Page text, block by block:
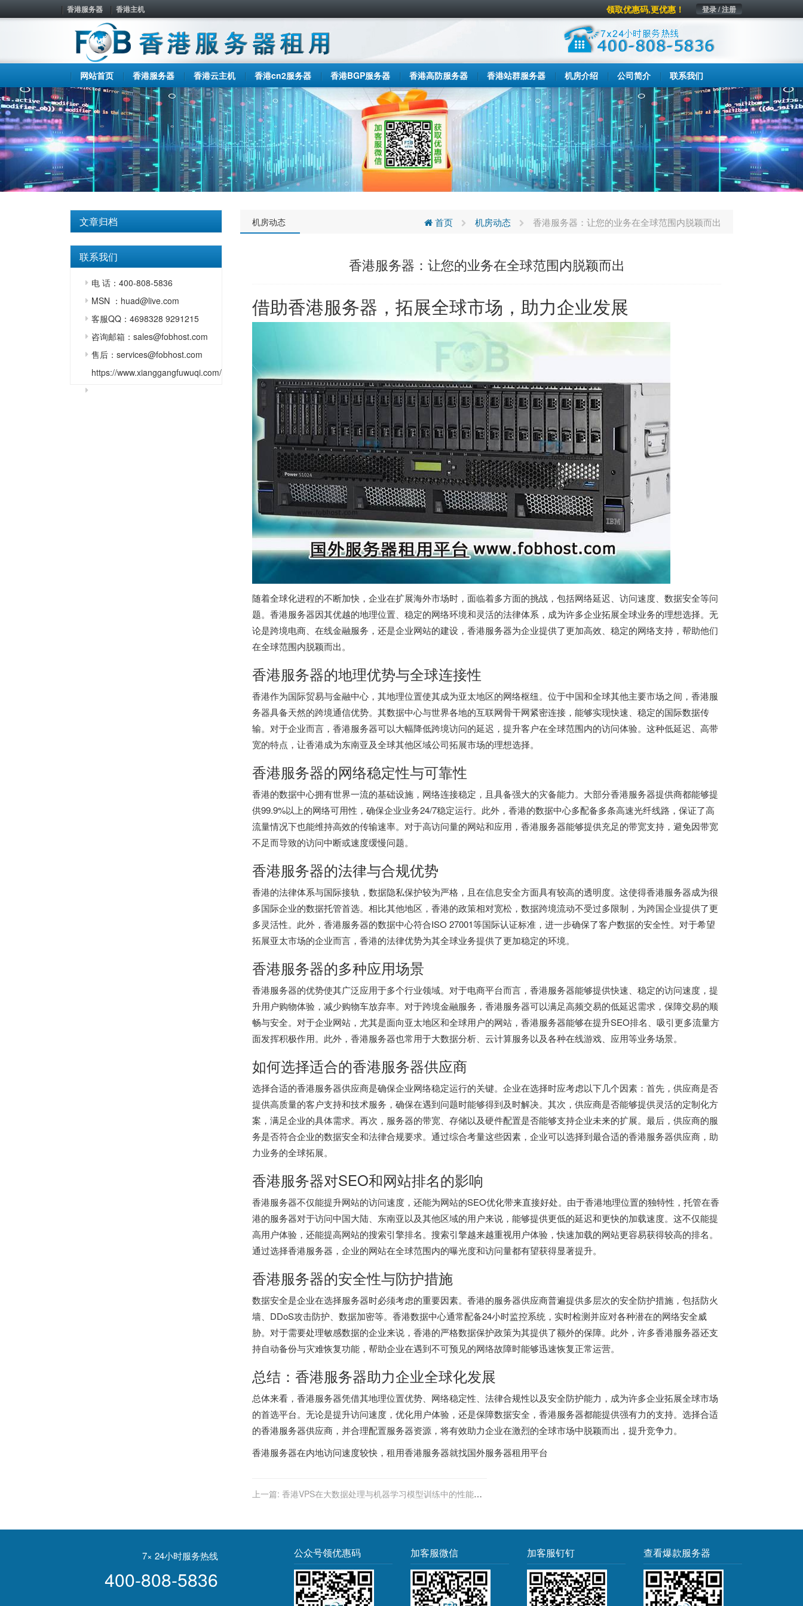
香港服务器 香港主机 登录 / 注册
领取优惠码,更优惠！
网站首页 香港服务器 香港云主机 香港cn2服务器 香港BGP服务器 香港高防服务器 香港站群服务器 机房介绍 公司简介 联系我们
文章归档
联系我们
电 话：400-808-5836
MSN ：huad@live.com
客服QQ：4698328 9291215
咨询邮箱：sales@fobhost.com
售后：services@fobhost.com
https://www.xianggangfuwuqi.com/
机房动态 首页 机房动态 香港服务器：让您的业务在全球范围内脱颖而出
香港服务器：让您的业务在全球范围内脱颖而出
借助香港服务器 ，拓展全球市场，助力企业发展
随着全球化进程的不断加快，企业在扩展海外市场时，面临着多方面的挑战，包括网络延迟、访问速度、数据安全等问
题。香港服务器因其优越的地理位置、稳定的网络环境和灵活的法律体系，成为许多企业拓展全球业务的理想选择。无
论是跨境电商、在线金融服务，还是企业网站的建设，香港服务器为企业提供了更加高效、稳定的网络支持，帮助他们
在全球范围内脱颖而出。
香港服务器的地理优势与全球连接性
香港作为国际贸易与金融中心，其地理位置使其成为亚太地区的网络枢纽。位于中国和全球其他主要市场之间， 香港服
务器具备天然的跨境通信优势。其数据中心与世界各地的互联网骨干网紧密连接，能够实现快速、稳定的国际数据传
输。对于企业而言，香港服务器可以大幅降低跨境访问的延迟，提升客户在全球范围内的访问体验。这种低延迟、高带
宽的特点，让香港成为东南亚及全球其他区域公司拓展市场的理想选择。
香港服务器的网络稳定性与可靠性
香港的数据中心拥有世界一流的基础设施，网络连接稳定，且具备强大的灾备能力。大部分香港服务器提供商都能够提
供99.9%以上的网络可用性，确保企业业务24/7稳定运行。此外，香港的数据中心多配备多条高速光纤线路，保证了高
流量情况下也能维持高效的传输速率。对于高访问量的网站和应用，香港服务器能够提供充足的带宽支持，避免因带宽
不足而导致的访问中断或速度缓慢问题。
香港服务器的法律与合规优势
香港的法律体系与国际接轨，数据隐私保护较为严格，且在信息安全方面具有较高的透明度。这使得香港服务器成为很
多国际企业的数据托管首选。相比其他地区，香港的政策相对宽松，数据跨境流动不受过多限制，为跨国企业提供了更
多灵活性。此外，香港服务器的数据中心符合ISO 27001等国际认证标准，进一步确保了客户数据的安全性。对于希望
拓展亚太市场的企业而言，香港的法律优势为其全球业务提供了更加稳定的环境。
香港服务器的多种应用场景
香港服务器的优势使其广泛应用于多个行业领域。对于电商平台而言，香港服务器能够提供快速、稳定的访问速度，提
升用户购物体验，减少购物车放弃率。对于跨境金融服务，香港服务器可以满足高频交易的低延迟需求，保障交易的顺
畅与安全。对于企业网站，尤其是面向亚太地区和全球用户的网站，香港服务器能够在提升SEO排名、吸引更多流量方
面发挥积极作用。此外，香港服务器也常用于大数据分析、云计算服务以及各种在线游戏、应用等业务场景。
如何选择适合的香港服务器供应商
选择合适的香港服务器供应商是确保企业网络稳定运行的关键。企业在选择时应考虑以下几个因素：首先，供应商是否
提供高质量的客户支持和技术服务，确保在遇到问题时能够得到及时解决。其次，供应商是否能够提供灵活的定制化方
案，满足企业的具体需求。再次，服务器的带宽、存储以及硬件配置是否能够支持企业未来的扩展。最后，供应商的服
务是否符合企业的数据安全和法律合规要求。通过综合考量这些因素，企业可以选择到最合适的香港服务器供应商，助
力业务的全球拓展。
香港服务器对SEO和网站排名的影响
香港服务器不仅能提升网站的访问速度，还能为网站的SEO优化带来直接好处。由于香港地理位置的独特性，托管在香
港的服务器对于访问中国大陆、东南亚以及其他区域的用户来说，能够提供更低的延迟和更快的加载速度。这不仅能提
高用户体验，还能提高网站的搜索引擎排名。搜索引擎越来越重视用户体验，快速加载的网站更容易获得较高的排名。
通过选择香港服务器，企业的网站在全球范围内的曝光度和访问量都有望获得显著提升。
香港服务器的安全性与防护措施
数据安全是企业在选择服务器时必须考虑的重要因素。香港的服务器供应商普遍提供多层次的安全防护措施，包括防火
墙、DDoS攻击防护、数据加密等。香港数据中心通常配备24小时监控系统，实时检测并应对各种潜在的网络安全威
胁。对于需要处理敏感数据的企业来说，香港的严格数据保护政策为其提供了额外的保障。此外，许多香港服务器还支
持自动备份与灾难恢复功能，帮助企业在遇到不可预见的网络故障时能够迅速恢复正常运营。
总结：香港服务器助力企业全球化发展
总体来看，香港服务器凭借其地理位置优势、网络稳定性、法律合规性以及安全防护能力，成为许多企业拓展全球市场
的首选平台。无论是提升访问速度，优化用户体验，还是保障数据安全，香港服务器都能提供强有力的支持。选择合适
的香港服务器供应商，并合理配置服务器资源，将有效助力企业在激烈的全球市场中脱颖而出，提升竞争力。
香港服务器在内地访问速度较快，租用香港服务器就找国外服务器租用平台
上一篇: 香港VPS在大数据处理与机器学习模型训练中的性能提
7× 24小时服务热线
400-808-5836
公众号领优惠码 加客服微信 加客服钉钉 查看爆款服务器